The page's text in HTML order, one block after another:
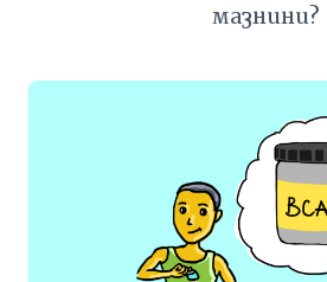
мазнини?